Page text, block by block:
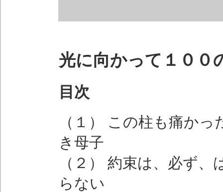
光に向かって１００
目次
（１） この柱も痛か
き母子
（２） 約束は、必ず
らない